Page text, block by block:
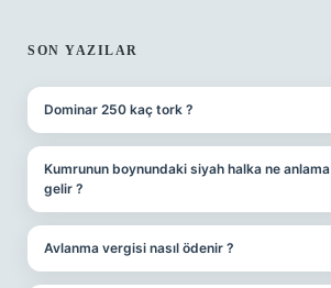
SON YAZILAR
Dominar 250 kaç tork ?
Kumrunun boynundaki siyah halka ne anlama
gelir ?
Avlanma vergisi nasıl ödenir ?